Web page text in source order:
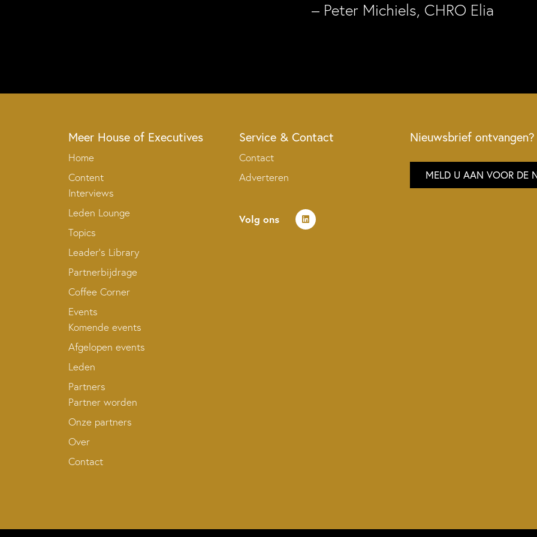
– Peter Michiels, CHRO Elia
Meer House of Executives
Home
Content
Interviews
Leden Lounge
Topics
Leader’s Library
Partnerbijdrage
Coffee Corner
Events
Komende events
Afgelopen events
Leden
Partners
Partner worden
Onze partners
Over
Contact
Service & Contact
Contact
Adverteren
Volg ons
Nieuwsbrief ontvangen?
MELD U AAN VOOR DE